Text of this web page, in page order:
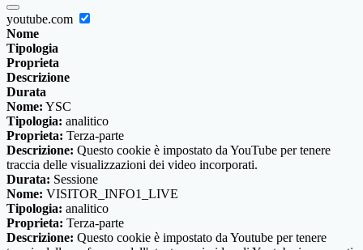
youtube.com
Nome
Tipologia
Proprieta
Descrizione
Durata
Nome: YSC
Tipologia: analitico
Proprieta: Terza-parte
Descrizione: Questo cookie è impostato da YouTube per tenere
traccia delle visualizzazioni dei video incorporati.
Durata: Sessione
Nome: VISITOR_INFO1_LIVE
Tipologia: analitico
Proprieta: Terza-parte
Descrizione: Questo cookie è impostato da Youtube per tenere